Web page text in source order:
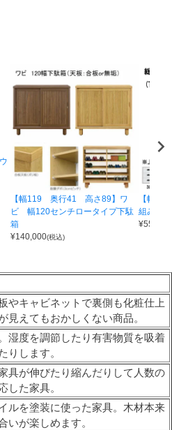
【幅119 奥行41 高さ89】ワ
ビ 幅120センチロータイプ下駄
箱
¥140,000(税込)
【幅
組み合
¥55,000
やキャビネットで裏側も化粧仕上
見えてもおかしくない商品。
湿度を調節したり有害物質を吸着
りします。
具が伸びたり縮んだりして人数の
した家具。
ルを塗装に使った家具。木材本来
いが楽しめます。